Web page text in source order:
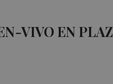
VIVO EN